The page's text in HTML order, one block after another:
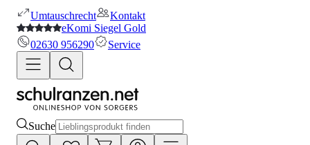
Umtauschrecht
Kontakt
eKomi Siegel Gold
02630 956290
Service
Suche